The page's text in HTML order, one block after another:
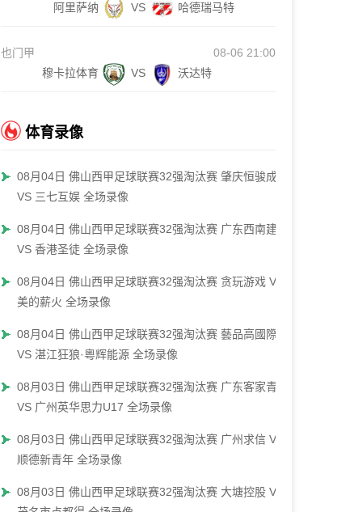
阿里萨纳
VS 哈德瑞马特
也门甲
08-06 21:00
穆卡拉体育
VS 沃达特
体育录像
08月04日 佛山西甲足球联赛32强淘汰赛 肇庆恒骏成
VS 三七互娱 全场录像
08月04日 佛山西甲足球联赛32强淘汰赛 广东西南建设
VS 香港圣徒 全场录像
08月04日 佛山西甲足球联赛32强淘汰赛 贪玩游戏 VS
美的薪火 全场录像
08月04日 佛山西甲足球联赛32强淘汰赛 藝品高國際
VS 湛江狂狼·粵辉能源 全场录像
08月03日 佛山西甲足球联赛32强淘汰赛 广东客家青年
VS 广州英华思力U17 全场录像
08月03日 佛山西甲足球联赛32强淘汰赛 广州求信 VS
顺德新青年 全场录像
08月03日 佛山西甲足球联赛32强淘汰赛 大塘控股 VS